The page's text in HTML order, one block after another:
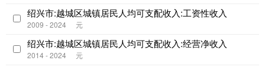
绍兴市:越城区城镇居民人均可支配收入:工资性收入
2009 - 2024 元
绍兴市:越城区城镇居民人均可支配收入:经营净收入
2014 - 2024 元